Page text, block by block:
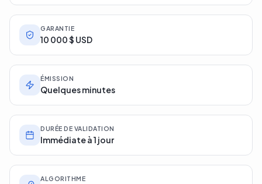
GARANTIE
10 000 $ USD
ÉMISSION
Quelques minutes
DURÉE DE VALIDATION
Immédiate à 1 jour
ALGORITHME